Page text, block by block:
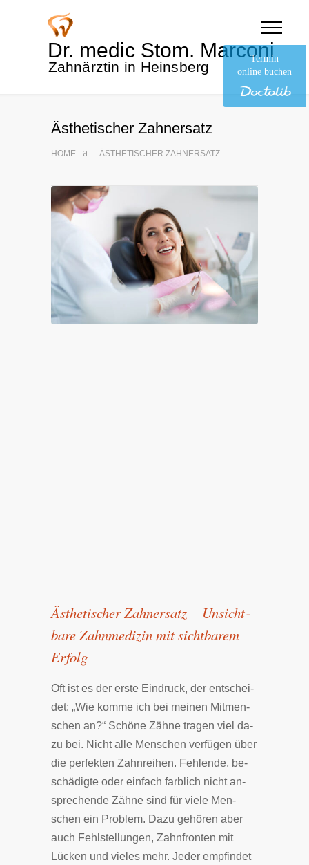
Dr. medic Stom. Marconi
Zahnärztin in Heinsberg
Termin
online buchen
Ästhetischer Zahnersatz
HOME ÄSTHETISCHER ZAHNERSATZ
Ästhetischer Zahnersatz – Unsicht­
ba­re Zahn­me­di­zin mit sicht­ba­rem
Er­folg
Oft ist es der er­­ste Ein­­druck, der ent­­schei­­
det: „Wie kom­me ich bei mei­­nen Mit­­men­­
schen an?“ Schö­­ne Zäh­­ne tra­­gen viel da­­
zu bei. Nicht al­­le Men­­schen ver­­fü­­gen über
die per­­fek­­ten Zahn­­rei­­hen. Feh­­len­de, be­­
schä­­dig­­te oder ein­­fach farb­­lich nicht an­­
spre­chen­­de Zäh­­ne sind für vie­le Men­
schen ein Pro­blem. Da­zu ge­hö­ren aber
auch Fehl­stel­lun­gen, Zahn­fron­ten mit
Lücken und vie­les mehr. Je­der em­pfin­det